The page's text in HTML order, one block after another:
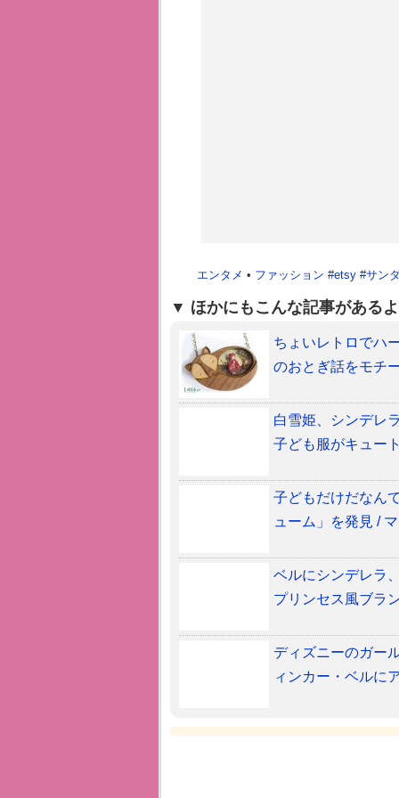
エンタメ • ファッション #etsy#サン
ほかにもこんな記事がある
ちょいレトロでハ
のおとぎ話をモチ
白雪姫、シンデレ
子ども服がキュー
子どもだけだなん
ューム」を発見 /
ベルにシンデレラ
プリンセス風ブラ
ディズニーのガー
ィンカー・ベルに